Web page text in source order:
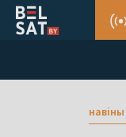
навіны